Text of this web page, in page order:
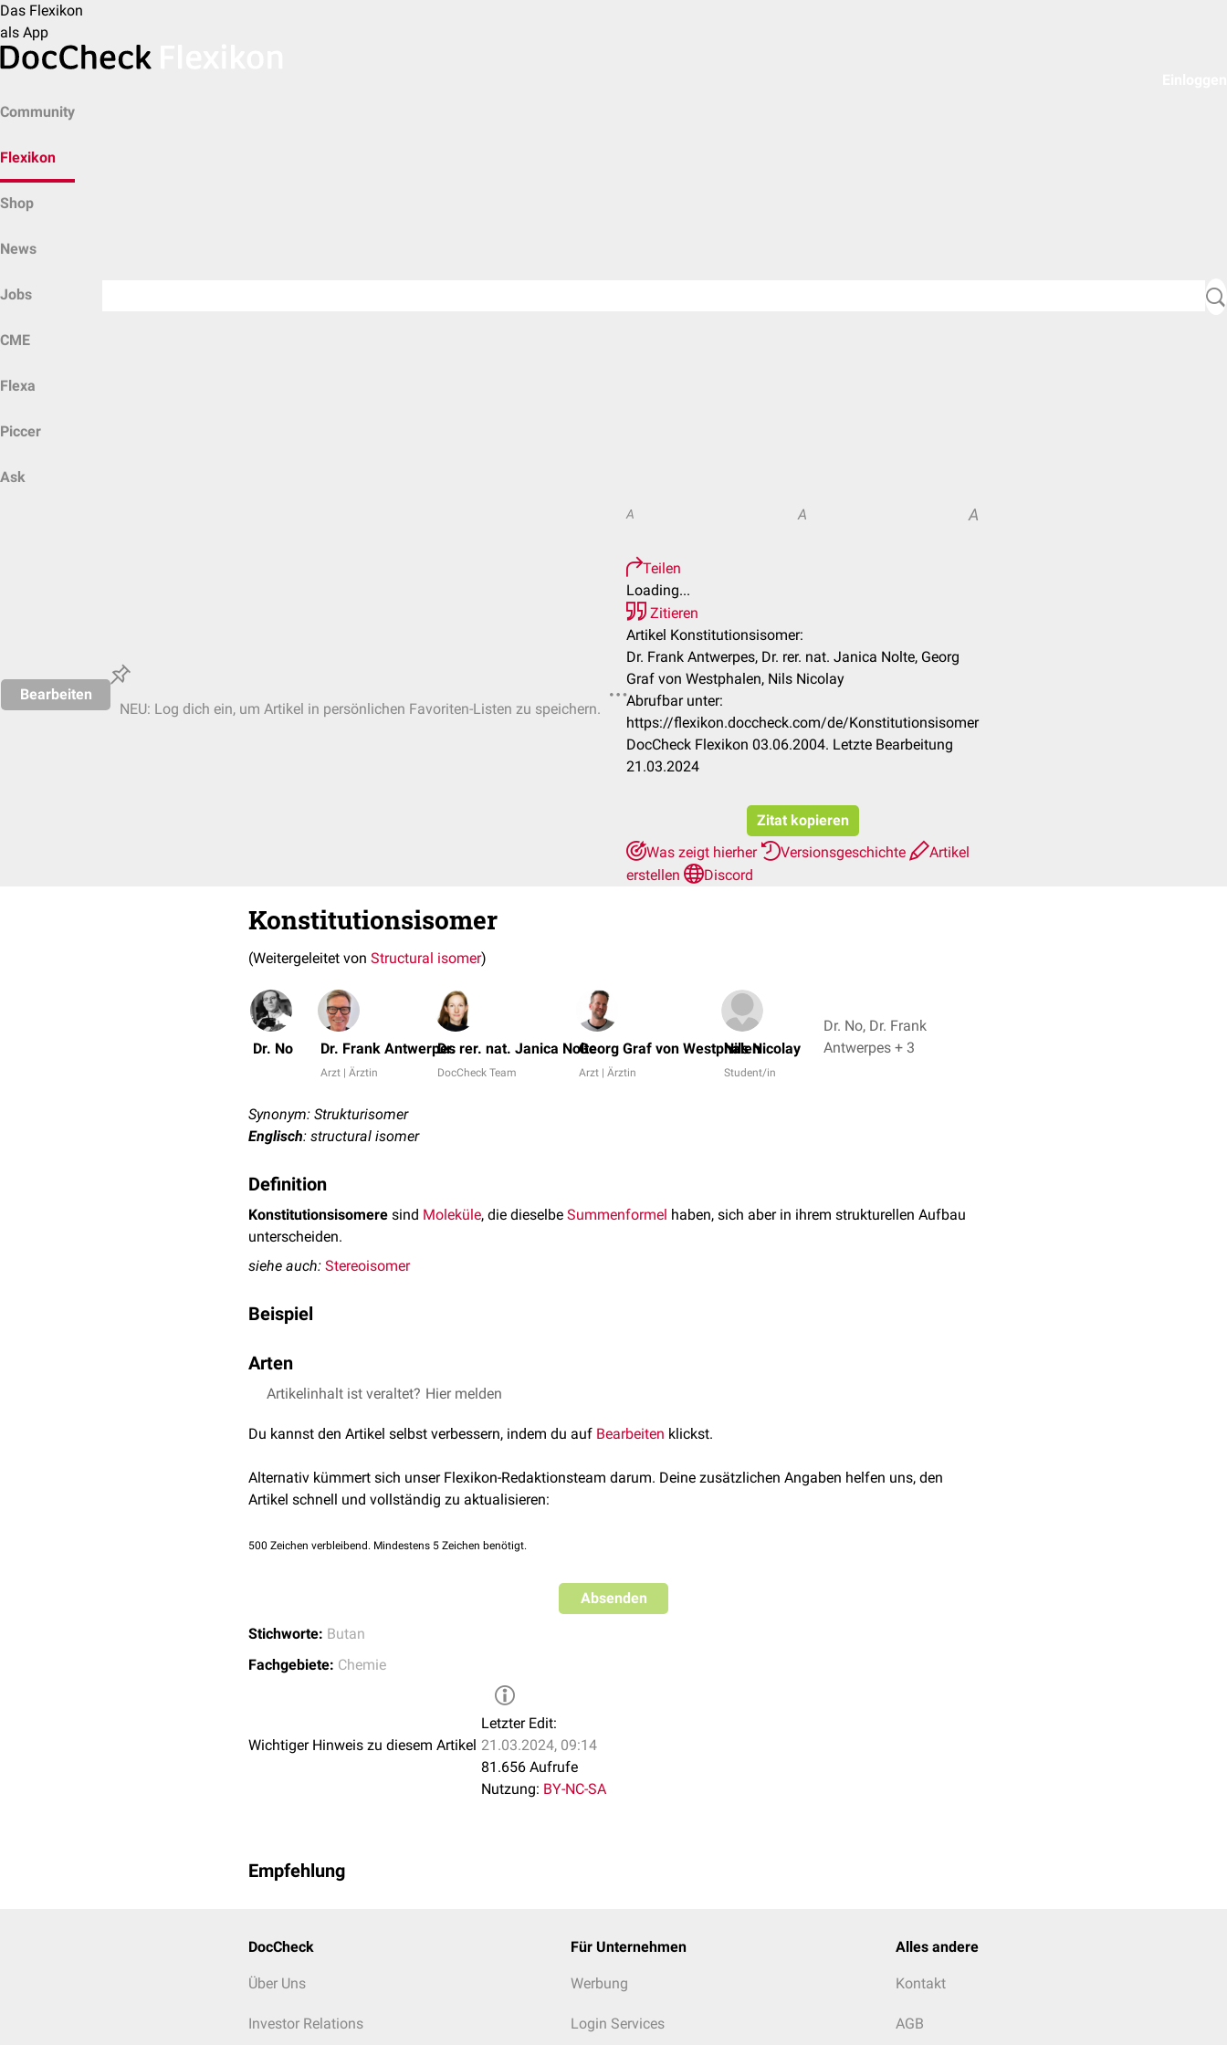
Das Flexikon
als App
Community
Flexikon
Shop
News
Jobs
CME
Flexa
Piccer
Ask
Bearbeiten
NEU: Log dich ein, um Artikel in persönlichen Favoriten-Listen zu speichern.
A A A
Teilen
Loading...
Zitieren
Artikel Konstitutionsisomer:
Dr. Frank Antwerpes, Dr. rer. nat. Janica Nolte, Georg
Graf von Westphalen, Nils Nicolay
Abrufbar unter:
https://flexikon.doccheck.com/de/Konstitutionsisomer
DocCheck Flexikon 03.06.2004. Letzte Bearbeitung
21.03.2024
Zitat kopieren
Was zeigt hierher
Versionsgeschichte
Artikel
erstellen
Discord
Konstitutionsisomer
(Weitergeleitet von Structural isomer)
Dr. No Dr. Frank Antwerpes
Arzt | Ärztin
Dr. rer. nat. Janica Nolte
DocCheck Team
Georg Graf von Westphalen
Arzt | Ärztin
Nils Nicolay
Student/in
Dr. No, Dr. Frank
Antwerpes + 3
Synonym: Strukturisomer
Englisch: structural isomer
Definition
Konstitutionsisomere sind Moleküle, die dieselbe Summenformel haben, sich aber in ihrem strukturellen Aufbau
unterscheiden.
siehe auch: Stereoisomer
Beispiel
n-Butan: H
Isobutan (2-Methylpropan): H3C-CH-(CH
Arten
Man unterscheidet verschiedene Arten von Konstitutionsisomeren:
Skelettisomere
Bindungsisomere(Valenzisomere)
Artikelinhalt ist veraltet? Hier melden
Du kannst den Artikel selbst verbessern, indem du auf Bearbeiten klickst.
Alternativ kümmert sich unser Flexikon-Redaktionsteam darum. Deine zusätzlichen Angaben helfen uns, den
Artikel schnell und vollständig zu aktualisieren:
500 Zeichen verbleibend. Mindestens 5 Zeichen benötigt.
Absenden
Stichworte: Butan
Fachgebiete: Chemie
Wichtiger Hinweis zu diesem Artikel
Letzter Edit:
21.03.2024, 09:14
81.656 Aufrufe
Nutzung: BY-NC-SA
Empfehlung
DocCheck
Über Uns
Investor Relations
Für Unternehmen
Werbung
Login Services
Alles andere
Kontakt
AGB